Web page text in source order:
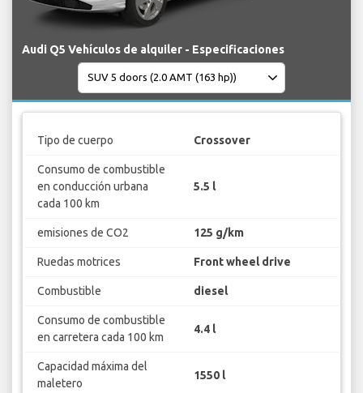
Audi Q5 Vehículos de alquiler - Especificaciones
Tipo de cuerpo Crossover
Consumo de combustible
en conducción urbana
cada 100 km
5.5 l
emisiones de CO2 125 g/km
Ruedas motrices Front wheel drive
Combustible diesel
Consumo de combustible
en carretera cada 100 km
4.4 l
Capacidad máxima del
maletero
1550 l